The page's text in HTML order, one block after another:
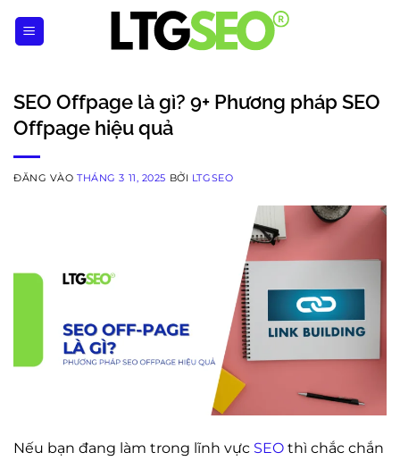
qua
SEO Offpage là gì? 9+ Phương pháp SEO
Offpage hiệu quả
ĐĂNG VÀOTHÁNG 3 11, 2025 BỞI LTGSEO
Nếu bạn đang làm trong lĩnh vực SEO thì chắc chắn